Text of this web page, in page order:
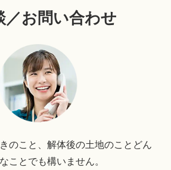
／お問い合わせ
のこと、解体後の土地のことどん
ことでも構いません。